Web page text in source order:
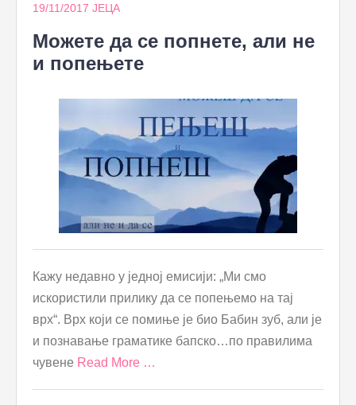
19/11/2017 ЈЕЦА
Можете да се попнете, али не
и попењете
Кажу недавно у једној емисији: „Ми смо
искористили прилику да се попењемо на тај
врх“. Врх који се помиње је био Бабин зуб, али је
и познавање граматике бапско…по правилима
чувене Read More …